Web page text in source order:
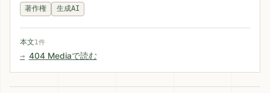
著作権 生成AI
本文1件
404 Mediaで読む